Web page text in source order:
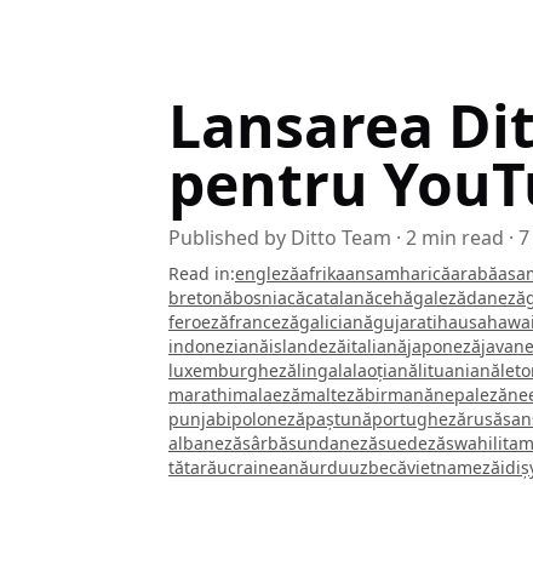
Lansarea
pentru
Published by Ditto Team · 2 min read ·
Read in:englezăafrikaansamharicăarabă
bretonăbosniacăcatalanăcehăgalezădaneză
feroezăfrancezăgalicianăgujaratihausa
indonezianăislandezăitalianăjaponeză
luxemburghezălingalalaoțianălituaniană
marathimalaezămaltezăbirmanănepaleză
punjabipolonezăpaștunăportughezărusă
albanezăsârbăsundanezăsuedezăswahili
tătarăucraineanăurduuzbecăvietnamezăidiș